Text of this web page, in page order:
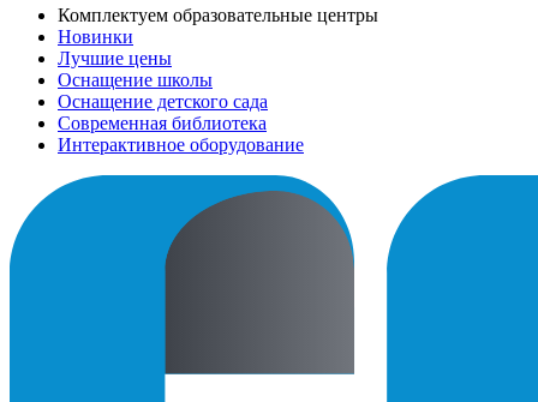
Комплектуем образовательные центры
Новинки
Лучшие цены
Оснащение школы
Оснащение детского сада
Современная библиотека
Интерактивное оборудование